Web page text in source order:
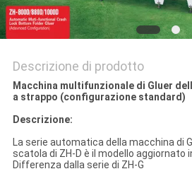
Descrizione di prodotto
Macchina multifunzionale di Gluer
a strappo (configurazione standard)
Descrizione:
La serie automatica della macchina di
scatola di ZH-D è il modello aggiornato
Differenza dalla serie di ZH-G